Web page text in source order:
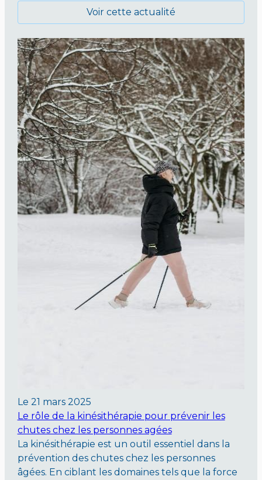
Voir cette actualité
Le 21 mars 2025
Le rôle de la kinésithérapie pour prévenir les
chutes chez les personnes agées
La kinésithérapie est un outil essentiel dans la
prévention des chutes chez les personnes
âgées. En ciblant les domaines tels que la force